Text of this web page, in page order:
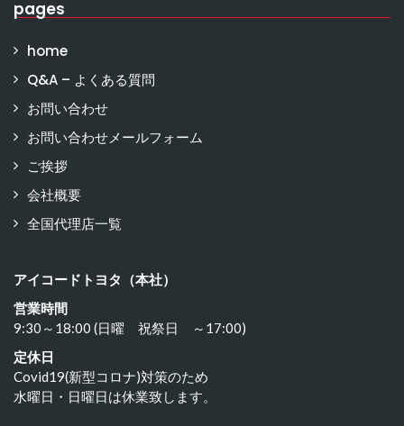
pages
home
Q&A – よくある質問
お問い合わせ
お問い合わせメールフォーム
ご挨拶
会社概要
全国代理店一覧
アイコードトヨタ（本社）
営業時間
9:30～18:00 (日曜 祝祭日 ～17:00)
定休日
Covid19(新型コロナ)対策のため
水曜日・日曜日は休業致します。